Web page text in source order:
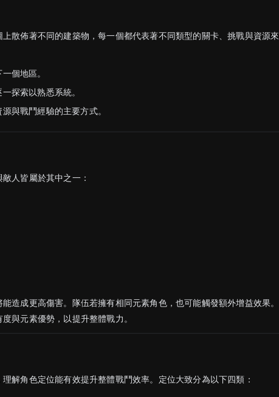
散佈著不同的建築物，每一個都代表著不同類型的關卡、挑戰與資源來
個地區。
探索以熟悉系統。
與戰鬥經驗的主要方式。
人皆屬於其中之一：
造成更高傷害。隊伍若擁有相同元素角色，也可能觸發額外增益效果。
與元素優勢，以提升整體戰力。
解角色定位能有效提升整體戰鬥效率。定位大致分為以下四類：